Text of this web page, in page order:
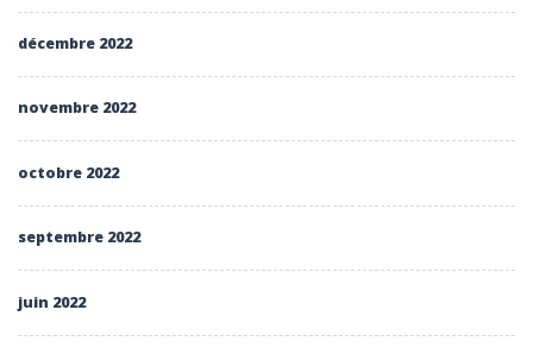
décembre 2022
novembre 2022
octobre 2022
septembre 2022
juin 2022